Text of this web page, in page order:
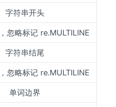
字符串开头
忽略标记 re.MULTILINE
字符串结尾
忽略标记 re.MULTILINE
单词边界